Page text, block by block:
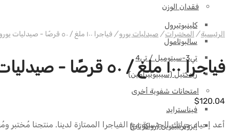
فقدان الوزن
كلينبوتيرول
سالبوتامول
تي3-سيتوميل / تي4
ريدكتيل (سيبيوتيرامين)
امتحانات شفوية أخرى
فيناسترايد
إيزوتريتينوين (رواكوتان)
الرئيسية / المختبرات / صيدليات يورو / فياجرا ١٠٠ ملغ / ٥٠ قرصًا - صيدليات يورو
فياجرا ١٠٠ ملغ / ٥٠ قرصًا - صيدليات يورو
$120.04
أعد إحياء حياتك الجنسية مع الفياجرا الممتازة لدينا. منتجنا